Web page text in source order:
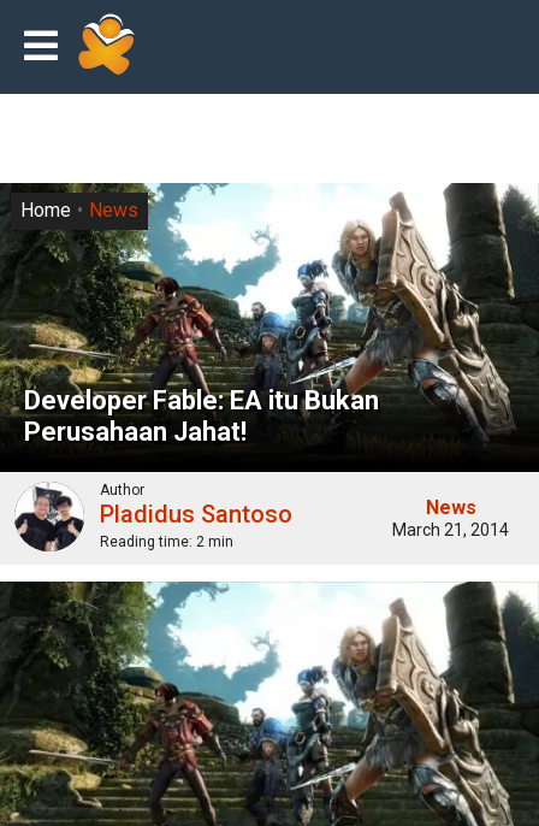
Developer Fable: EA itu Bukan
Perusahaan Jahat!
Home News
Author
Pladidus Santoso
Reading time: 2 min
News
March 21, 2014